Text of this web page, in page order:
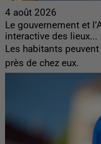
4 août 2026
Le gouvernement et
interactive des lieux...
Les habitants
près de chez eux.